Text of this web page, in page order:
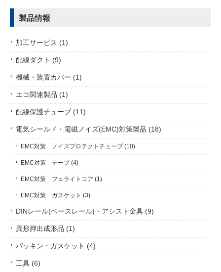
製品情報
加工サービス (1)
配線ダクト (9)
機械・装置カバー (1)
エコ関連製品 (1)
配線保護チューブ (11)
電気シールド・電磁ノイズ(EMC)対策製品 (18)
EMC対策 ノイズプロテクトチューブ (10)
EMC対策 テープ (4)
EMC対策 フェライトコア (1)
EMC対策 ガスケット (3)
DINレール(ベースレール)・アシスト金具 (9)
異形押出成形品 (1)
パッキン・ガスケット (4)
工具 (6)